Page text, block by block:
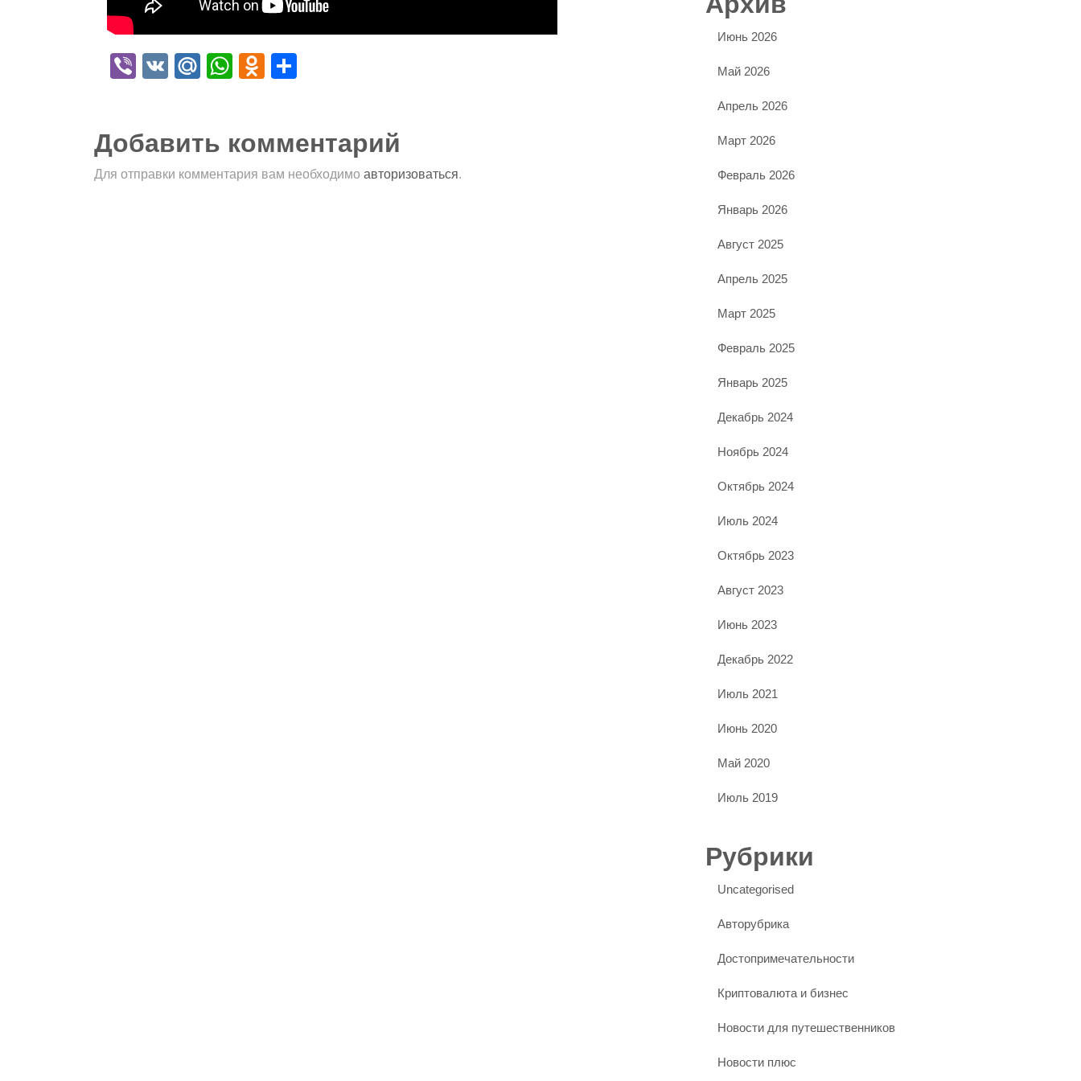
Viber
VK Mail.Ru
WhatsApp
Odnoklassniki
Добавить комментарий
Для отправки комментария вам необходимо авторизоваться.
Июнь 2026
Май 2026
Апрель 2026
Март 2026
Февраль 2026
Январь 2026
Август 2025
Апрель 2025
Март 2025
Февраль 2025
Январь 2025
Декабрь 2024
Ноябрь 2024
Октябрь 2024
Июль 2024
Октябрь 2023
Август 2023
Июнь 2023
Декабрь 2022
Июль 2021
Июнь 2020
Май 2020
Июль 2019
Рубрики
Uncategorised
Авторубрика
Достопримечательности
Криптовалюта и бизнес
Новости для путешественников
Новости плюс